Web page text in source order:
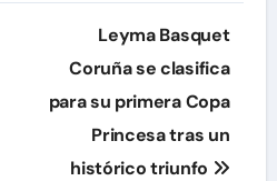
Leyma Basquet
Coruña se clasifica
para su primera Copa
Princesa tras un
histórico triunfo